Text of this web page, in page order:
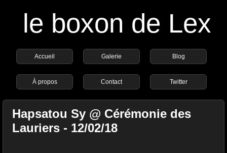
le boxon de Lex
Accueil Galerie Blog
À propos Contact Twitter
Hapsatou Sy @ Cérémonie des
Lauriers - 12/02/18